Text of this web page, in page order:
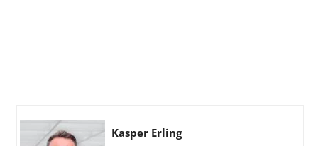
Kasper Erling